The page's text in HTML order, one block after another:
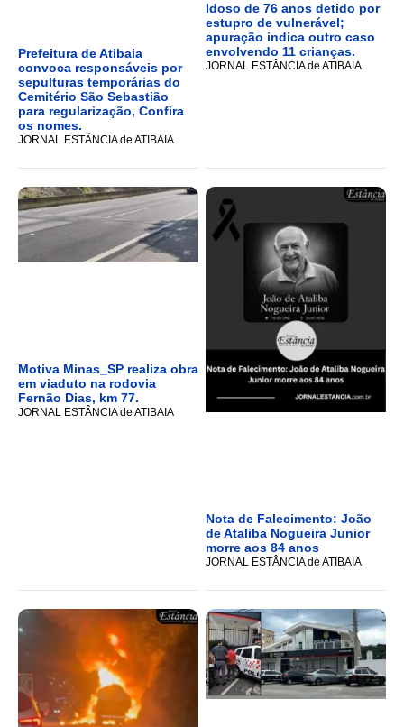
Prefeitura de Atibaia
convoca responsáveis por
sepulturas temporárias do
Cemitério São Sebastião
para regularização, Confira
os nomes.
JORNAL ESTÂNCIA de ATIBAIA
Idoso de 76 anos detido por
estupro de vulnerável;
apuração indica outro caso
envolvendo 11 crianças.
JORNAL ESTÂNCIA de ATIBAIA
Motiva Minas_SP realiza obra
em viaduto na rodovia
Fernão Dias, km 77.
JORNAL ESTÂNCIA de ATIBAIA
Nota de Falecimento: João
de Ataliba Nogueira Junior
morre aos 84 anos
JORNAL ESTÂNCIA de ATIBAIA